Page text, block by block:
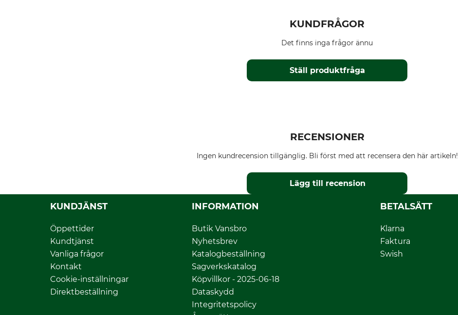
KUNDFRÅGOR
Ställ produktfråga
Det finns inga frågor ännu
RECENSIONER
Ingen kundrecension tillgänglig. Bli först med att recensera den här artikeln!
Lägg till recension
KUNDJÄNST
Öppettider
Kundtjänst
Vanliga frågor
Kontakt
Cookie-inställningar
Direktbeställning
INFORMATION
Butik Vansbro
Nyhetsbrev
Katalogbeställning
Sagverkskatalog
Köpvillkor - 2025-06-18
Dataskydd
Integritetspolicy
BETALSÄTT
Klarna
Faktura
Swish